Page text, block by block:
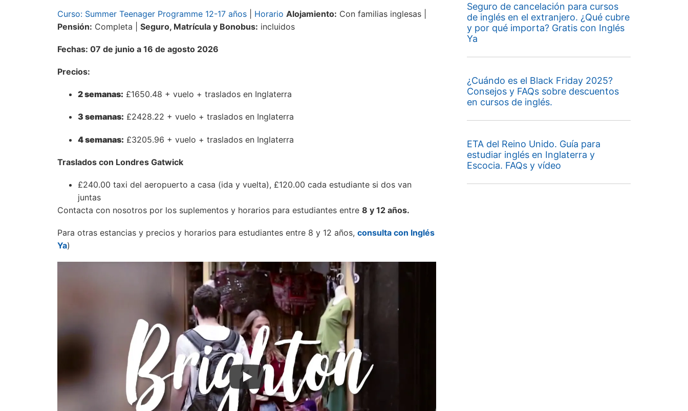
Curso: Summer Teenager Programme 12-17 años Horario Alojamiento: Con familias inglesas |
Pensión: Completa | Seguro, Matrícula y Bonobus: incluidos
Fechas: 07 de junio a 16 de agosto 2026
Precios:
2 semanas: £1650.48 + vuelo + traslados en Inglaterra
3 semanas: £2428.22 + vuelo + traslados en Inglaterra
4 semanas: £3205.96 + vuelo + traslados en Inglaterra
Traslados con Londres Gatwick
£240.00 taxi del aeropuerto a casa (ida y vuelta), £120.00 cada estudiante si dos van
juntas
Contacta con nosotros por los suplementos y horarios para estudiantes entre 8 y 12 años.
Para otras estancias y precios y horarios para estudiantes entre 8 y 12 años, consulta con Inglés
Ya)
Seguro de cancelación para cursos
de inglés en el extranjero. ¿Qué cubre
y por qué importa? Gratis con Inglés
Ya
¿Cuándo es el Black Friday 2025?
Consejos y FAQs sobre descuentos
en cursos de inglés.
ETA del Reino Unido. Guía para
estudiar inglés en Inglaterra y
Escocia. FAQs y vídeo